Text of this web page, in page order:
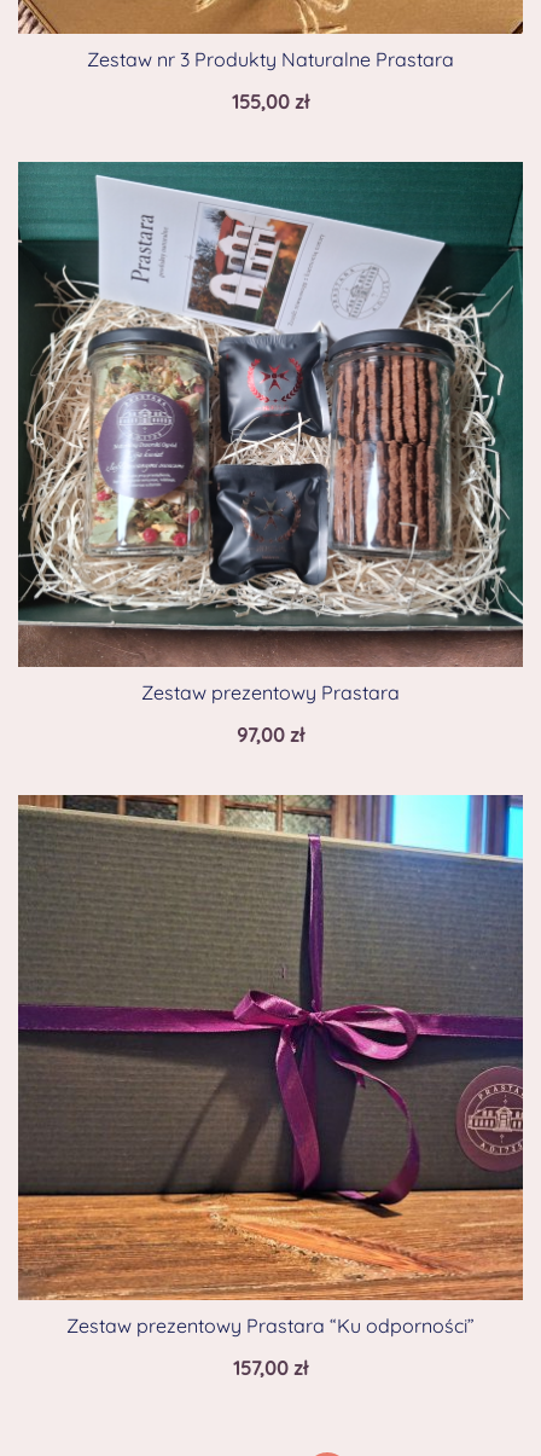
Zestaw nr 3 Produkty Naturalne Prastara
155,00 zł
Zestaw prezentowy Prastara
97,00 zł
Zestaw prezentowy Prastara “Ku odporności”
157,00 zł